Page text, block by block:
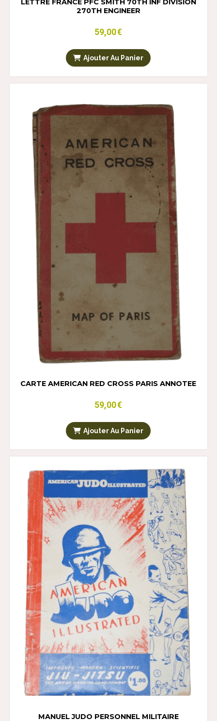
LETTRE FRANCE PFC SMITH 70TH INF DIVISION
270TH ENGINEER
59,00€
Ajouter Au Panier
CARTE AMERICAN RED CROSS PARIS ANNOTEE
59,00€
Ajouter Au Panier
MANUEL JUDO PERSONNEL MILITAIRE